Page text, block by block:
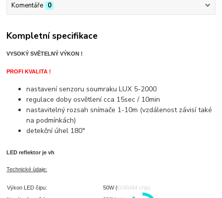
Komentáře 0
Kompletní specifikace
VYSOKÝ SVĚTELNÝ VÝKON !
PROFI KVALITA !
nastavení senzoru soumraku LUX 5-2000
regulace doby osvětlení cca 15sec / 10min
nastavitelný rozsah snímače 1-10m (vzdálenost závisí také
na podmínkách)
detekční úhel 180°
LED reflektor je vh
Technické údaje:
Výkon LED čipu:
50W (OSRAM chip)